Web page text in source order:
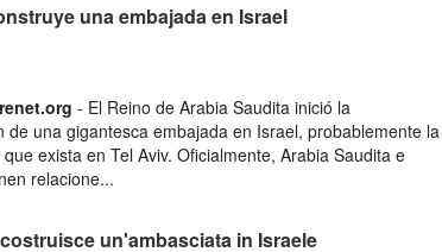
una embajada en Israel
- El Reino de Arabia Saudita inició la
de una gigantesca embajada en Israel, probablemente la
exista en Tel Aviv. Oficialmente, Arabia Saudita e
relacione...
un'ambasciata in Israele